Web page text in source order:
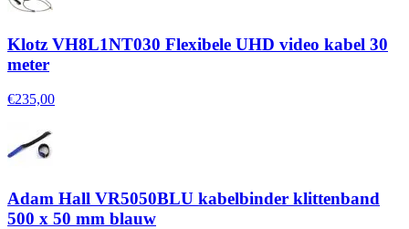
Klotz VH8L1NT030 Flexibele UHD video kabel 30
meter
€235,00
Adam Hall VR5050BLU kabelbinder klittenband
500 x 50 mm blauw